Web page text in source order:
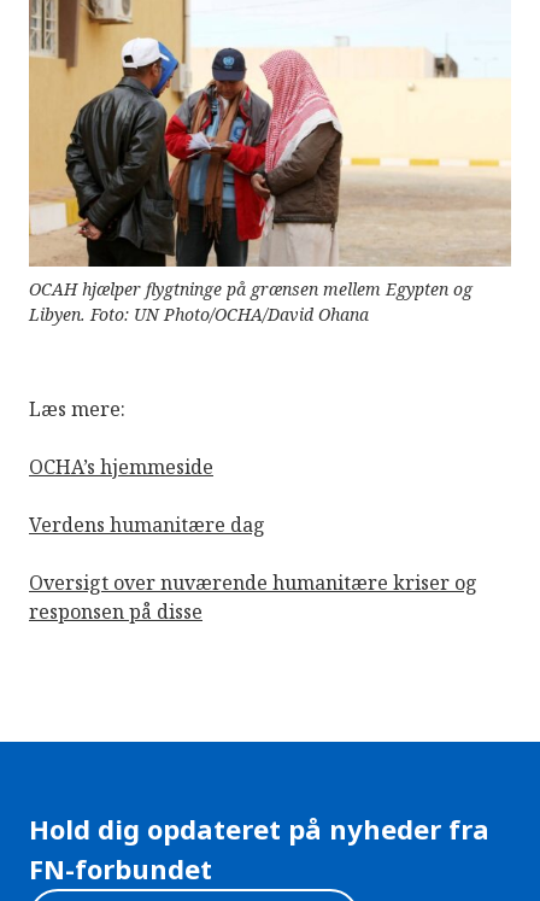
OCAH hjælper flygtninge på grænsen mellem Egypten og
Libyen. Foto: UN Photo/OCHA/David Ohana
Læs mere:
OCHA’s hjemmeside
Verdens humanitære dag
Oversigt over nuværende humanitære kriser og
responsen på disse
Hold dig opdateret på nyheder fra
FN-forbundet